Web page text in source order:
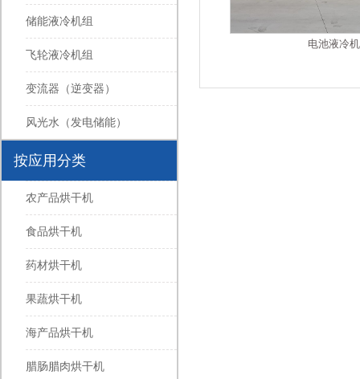
储能液冷机组
飞轮液冷机组
变流器（逆变器）
风光水（发电储能）
按应用分类
农产品烘干机
食品烘干机
药材烘干机
果蔬烘干机
海产品烘干机
腊肠腊肉烘干机
电池液冷